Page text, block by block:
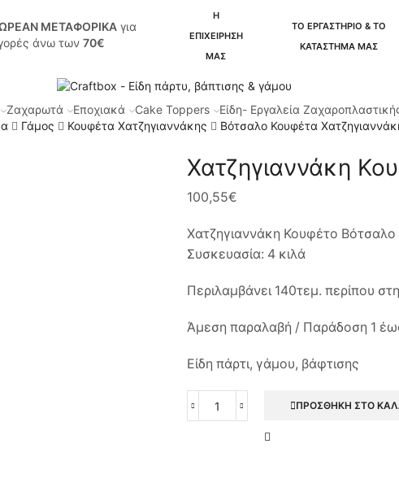
ΜΕΤΑΦΟΡΙΚΑγια
άνω των 70€
Η
ΕΠΙΧΕΙΡΗΣΗ
ΜΑΣ
ΤΟ ΕΡΓΑΣΤΗΡΙΟ & ΤΟ
ΚΑΤΑΣΤΗΜΑ ΜΑΣ
Ζαχαρωτά Εποχιακά Cake Toppers Είδη- Εργαλεία
Γάμος Κουφέτα Χατζηγιαννάκης Βότσαλο Κουφέτα
Χατζηγιαννάκη
100,55€
Χατζηγιαννάκη Κουφέτο Βότσαλο
Συσκευασία: 4 κιλά
Περιλαμβάνει 140τεμ. περίπου
Άμεση παραλαβή / Παράδοση 1
Είδη πάρτι, γάμου, βάφτισης
Χατζηγιαννάκη
ΠΡΟΣΘΉΚΗ ΣΤΟ